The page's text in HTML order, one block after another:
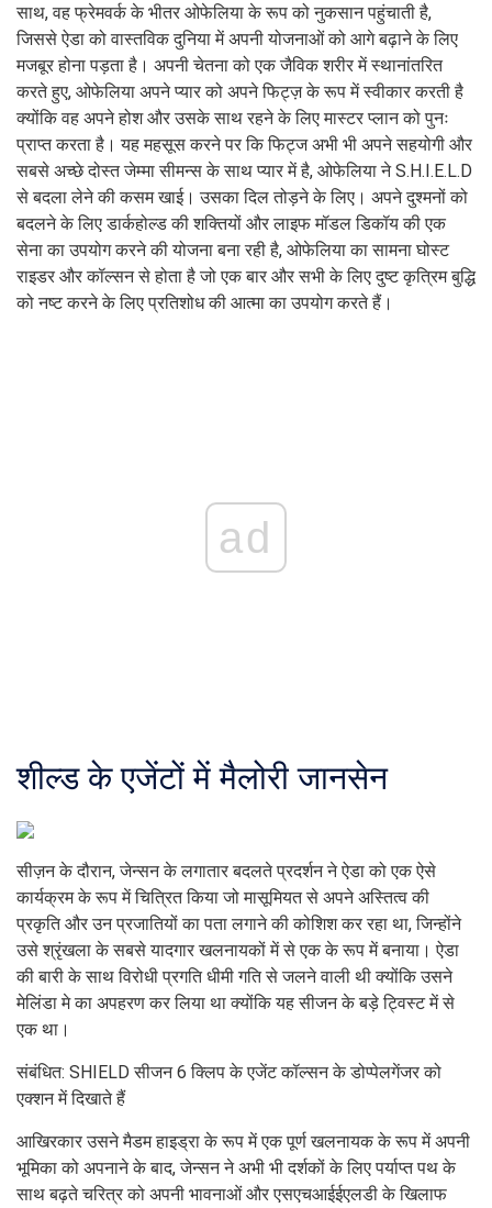
साथ, वह फ्रेमवर्क के भीतर ओफेलिया के रूप को नुकसान पहुंचाती है,
जिससे ऐडा को वास्तविक दुनिया में अपनी योजनाओं को आगे बढ़ाने के लिए
मजबूर होना पड़ता है। अपनी चेतना को एक जैविक शरीर में स्थानांतरित
करते हुए, ओफेलिया अपने प्यार को अपने फिट्ज़ के रूप में स्वीकार करती है
क्योंकि वह अपने होश और उसके साथ रहने के लिए मास्टर प्लान को पुनः
प्राप्त करता है। यह महसूस करने पर कि फिट्ज अभी भी अपने सहयोगी और
सबसे अच्छे दोस्त जेम्मा सीमन्स के साथ प्यार में है, ओफेलिया ने S.H.I.E.L.D
से बदला लेने की कसम खाई। उसका दिल तोड़ने के लिए। अपने दुश्मनों को
बदलने के लिए डार्कहोल्ड की शक्तियों और लाइफ मॉडल डिकॉय की एक
सेना का उपयोग करने की योजना बना रही है, ओफेलिया का सामना घोस्ट
राइडर और कॉल्सन से होता है जो एक बार और सभी के लिए दुष्ट कृत्रिम बुद्धि
को नष्ट करने के लिए प्रतिशोध की आत्मा का उपयोग करते हैं।
ad
शील्ड के एजेंटों में मैलोरी जानसेन
सीज़न के दौरान, जेन्सन के लगातार बदलते प्रदर्शन ने ऐडा को एक ऐसे
कार्यक्रम के रूप में चित्रित किया जो मासूमियत से अपने अस्तित्व की
प्रकृति और उन प्रजातियों का पता लगाने की कोशिश कर रहा था, जिन्होंने
उसे श्रृंखला के सबसे यादगार खलनायकों में से एक के रूप में बनाया। ऐडा
की बारी के साथ विरोधी प्रगति धीमी गति से जलने वाली थी क्योंकि उसने
मेलिंडा मे का अपहरण कर लिया था क्योंकि यह सीजन के बड़े ट्विस्ट में से
एक था।
संबंधित: SHIELD सीजन 6 क्लिप के एजेंट कॉल्सन के डोप्पेलगेंजर को
एक्शन में दिखाते हैं
आखिरकार उसने मैडम हाइड्रा के रूप में एक पूर्ण खलनायक के रूप में अपनी
भूमिका को अपनाने के बाद, जेन्सन ने अभी भी दर्शकों के लिए पर्याप्त पथ के
साथ बढ़ते चरित्र को अपनी भावनाओं और एसएचआईईएलडी के खिलाफ